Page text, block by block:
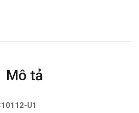
Mô tả
U1